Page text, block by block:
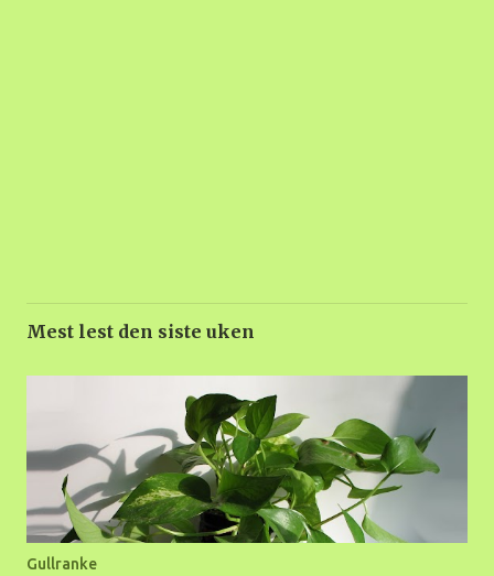
Mest lest den siste uken
Gullranke